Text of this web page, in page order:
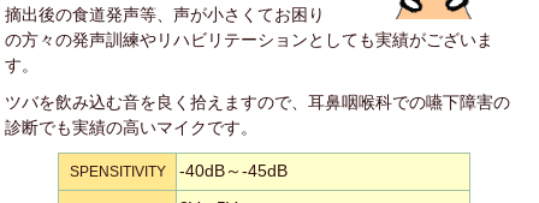
摘出後の食道発声等、声が小さくてお困り
の方々の発声訓練やリハビリテーションとしても実績がございま
す。
ツバを飲み込む音を良く拾えますので、耳鼻咽喉科での嚥下障害の
診断でも実績の高いマイクです。
SPENSITIVITY -40dB～-45dB